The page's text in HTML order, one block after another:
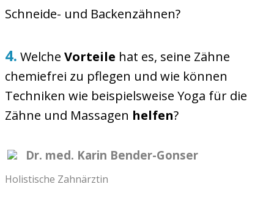
Schneide- und Backenzähnen?
4. Welche Vorteile hat es, seine Zähne
chemiefrei zu pflegen und wie können
Techniken wie beispielsweise Yoga für die
Zähne und Massagen helfen?
Dr. med. Karin Bender-Gonser
Holistische Zahnärztin